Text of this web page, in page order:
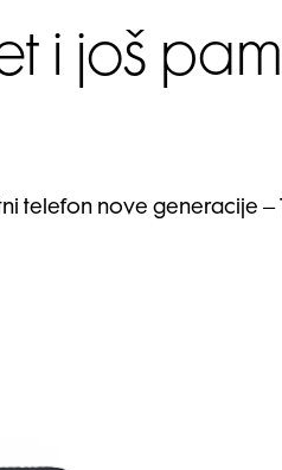
i još
telefon nove generacije –